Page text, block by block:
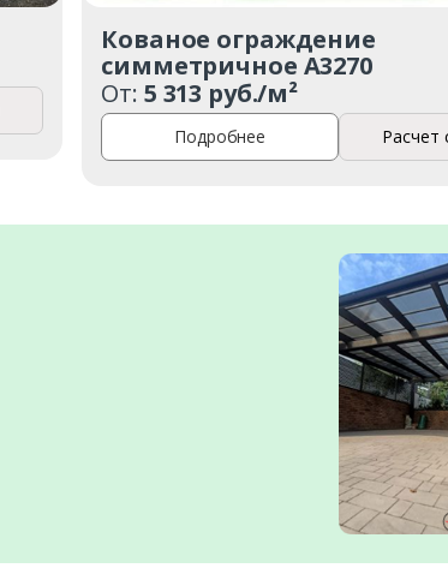
Кованое ограждение
симметричное А3270
От: 5 313 руб./м²
Подробнее Расчет